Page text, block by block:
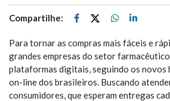
Compartilhe:
Para tornar as compras mais fáceis e
grandes empresas do setor
plataformas digitais, seguindo os novos
on-line dos brasileiros. Buscando
consumidores, que esperam entregas